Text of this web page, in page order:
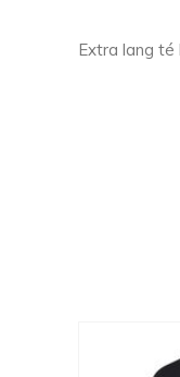
Extra lang té